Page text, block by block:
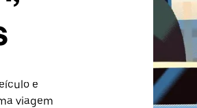
e
viagem